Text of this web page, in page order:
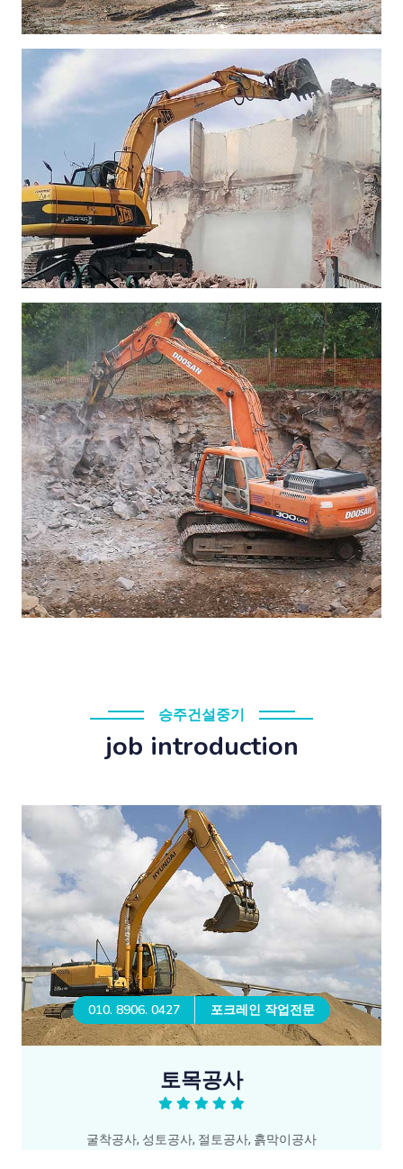
승주건설중기
job introduction
010. 8906. 0427 포크레인 작업전문
토목공사
굴착공사, 성토공사, 절토공사, 흙막이공사